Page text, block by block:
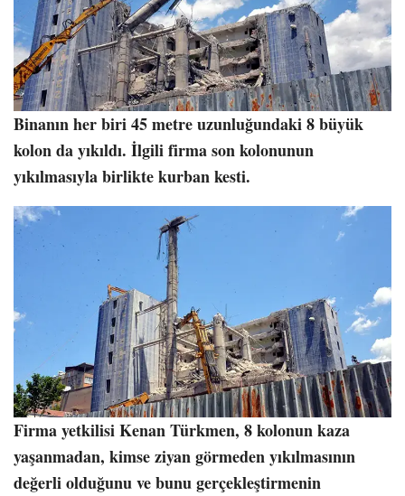
Binanın her biri 45 metre uzunluğundaki 8 büyük
kolon da yıkıldı. İlgili firma son kolonunun
yıkılmasıyla birlikte kurban kesti.
Firma yetkilisi Kenan Türkmen, 8 kolonun kaza
yaşanmadan, kimse ziyan görmeden yıkılmasının
değerli olduğunu ve bunu gerçekleştirmenin